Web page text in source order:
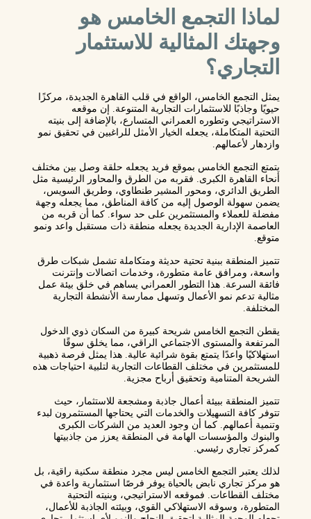
لماذا التجمع الخامس هو
وجهتك المثالية للاستثمار
التجاري؟
يمثل التجمع الخامس، الواقع في قلب القاهرة الجديدة، مركزًا
حيويًا وجاذبًا للاستثمارات التجارية المتنوعة. إن موقعه
الاستراتيجي وتطوره العمراني المتسارع، بالإضافة إلى بنيته
التحتية المتكاملة، يجعله الخيار الأمثل للراغبين في تحقيق نمو
وازدهار لأعمالهم.
يتمتع التجمع الخامس بموقع فريد يجعله حلقة وصل بين مختلف
أنحاء القاهرة الكبرى. فقربه من الطرق والمحاور الرئيسية مثل
الطريق الدائري، ومحور المشير طنطاوي، وطريق السويس،
يضمن سهولة الوصول إليه من كافة المناطق، مما يجعله وجهة
مفضلة للعملاء والمستثمرين على حد سواء. كما أن قربه من
العاصمة الإدارية الجديدة يجعله منطقة ذات مستقبل واعد ونمو
متوقع.
تتميز المنطقة ببنية تحتية حديثة ومتكاملة تشمل شبكات طرق
واسعة، ومرافق عامة متطورة، وخدمات اتصالات وإنترنت
فائقة السرعة. هذا التطور العمراني يساهم في خلق بيئة عمل
مثالية تدعم نمو الأعمال وتسهل ممارسة الأنشطة التجارية
المختلفة.
يقطن التجمع الخامس شريحة كبيرة من السكان ذوي الدخول
المرتفعة والمستوى الاجتماعي الراقي، مما يخلق سوقًا
استهلاكيًا واعدًا يتمتع بقوة شرائية عالية. هذا يمثل فرصة ذهبية
للمستثمرين في مختلف القطاعات التجارية لتلبية احتياجات هذه
الشريحة المتنامية وتحقيق أرباح مجزية.
تتميز المنطقة ببيئة أعمال جاذبة ومشجعة للاستثمار، حيث
تتوفر كافة التسهيلات والخدمات التي يحتاجها المستثمرون لبدء
وتنمية أعمالهم. كما أن وجود العديد من الشركات الكبرى
والبنوك والمؤسسات الهامة في المنطقة يعزز من جاذبيتها
كمركز تجاري رئيسي.
لذلك يعتبر التجمع الخامس ليس مجرد منطقة سكنية راقية، بل
هو مركز تجاري نابض بالحياة يوفر فرصًا استثمارية واعدة في
مختلف القطاعات. فموقعه الاستراتيجي، وبنيته التحتية
المتطورة، وسوقه الاستهلاكي القوي، وبيئته الجاذبة للأعمال،